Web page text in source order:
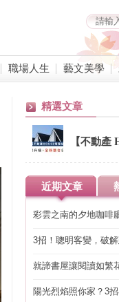
職場人生 藝文美學
精選文章
【不動
併公告
近期文章
彩雲之南的夕地咖啡
3招！聰明客變，破
就諦書屋讓閱讀如繁
陽光烈焰照你家？3